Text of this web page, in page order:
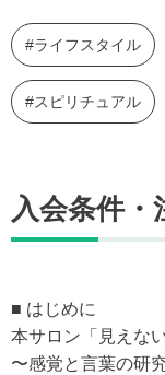
#ライフスタイル
#スピリチュアル
入会条件・
■ はじめに
本サロン「見えな
〜感覚と言葉の研